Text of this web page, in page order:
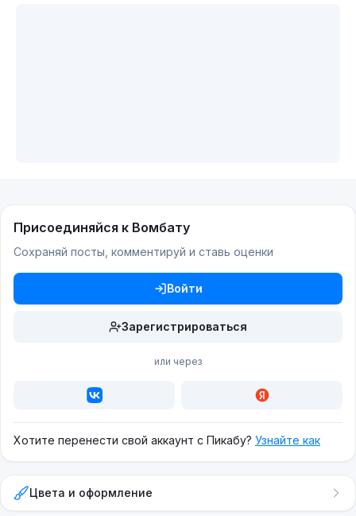
Присоединяйся к Вомбату
Сохраняй посты, комментируй и ставь оценки
Войти
Зарегистрироваться
или через
Хотите перенести свой аккаунт с Пикабу? Узнайте как
Цвета и оформление